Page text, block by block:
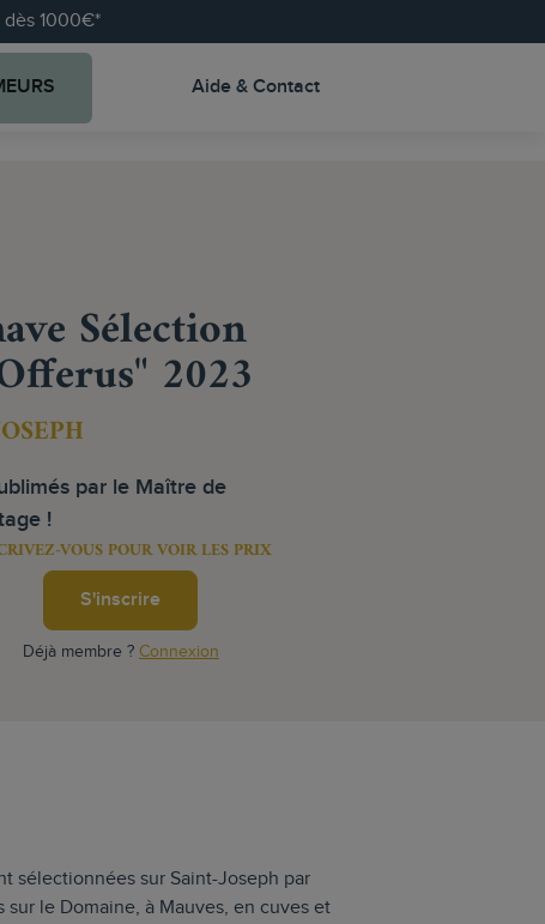
dès 1000€*
Aide & Contact
Sélection
2023
par le Maître de
!
VOUS POUR VOIR LES PRIX
S'inscrire
Déjà membre ? Connexion
sélectionnées sur Saint-Joseph par
le Domaine, à Mauves, en cuves et